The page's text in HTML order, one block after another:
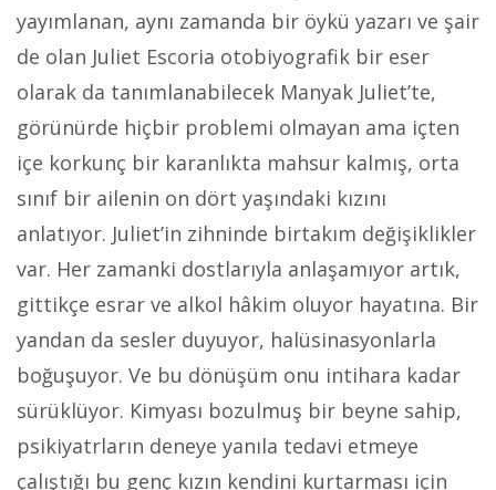
yayımlanan, aynı zamanda bir öykü yazarı ve şair
de olan Juliet Escoria otobiyografik bir eser
olarak da tanımlanabilecek Manyak Juliet’te,
görünürde hiçbir problemi olmayan ama içten
içe korkunç bir karanlıkta mahsur kalmış, orta
sınıf bir ailenin on dört yaşındaki kızını
anlatıyor. Juliet’in zihninde birtakım değişiklikler
var. Her zamanki dostlarıyla anlaşamıyor artık,
gittikçe esrar ve alkol hâkim oluyor hayatına. Bir
yandan da sesler duyuyor, halüsinasyonlarla
boğuşuyor. Ve bu dönüşüm onu intihara kadar
sürüklüyor. Kimyası bozulmuş bir beyne sahip,
psikiyatrların deneye yanıla tedavi etmeye
çalıştığı bu genç kızın kendini kurtarması için